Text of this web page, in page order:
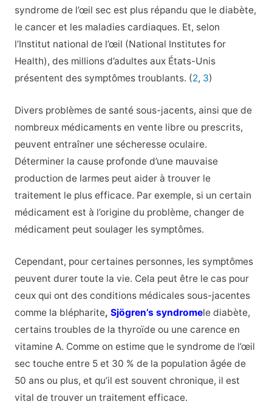
syndrome de l’œil sec est plus répandu que le diabète,
le cancer et les maladies cardiaques. Et, selon
l’Institut national de l’œil (National Institutes for
Health), des millions d’adultes aux États-Unis
présentent des symptômes troublants. (2, 3)
Divers problèmes de santé sous-jacents, ainsi que de
nombreux médicaments en vente libre ou prescrits,
peuvent entraîner une sécheresse oculaire.
Déterminer la cause profonde d’une mauvaise
production de larmes peut aider à trouver le
traitement le plus efficace. Par exemple, si un certain
médicament est à l’origine du problème, changer de
médicament peut soulager les symptômes.
Cependant, pour certaines personnes, les symptômes
peuvent durer toute la vie. Cela peut être le cas pour
ceux qui ont des conditions médicales sous-jacentes
comme la blépharite, Sjögren’s syndromele diabète,
certains troubles de la thyroïde ou une carence en
vitamine A. Comme on estime que le syndrome de l’œil
sec touche entre 5 et 30 % de la population âgée de
50 ans ou plus, et qu’il est souvent chronique, il est
vital de trouver un traitement efficace.